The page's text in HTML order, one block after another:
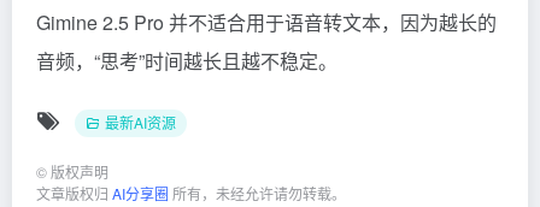
Gimine 2.5 Pro 并不适合用于语音转文本，因为越长的
音频，“思考”时间越长且越不稳定。
最新AI资源
© 版权声明
文章版权归 AI分享圈 所有，未经允许请勿转载。